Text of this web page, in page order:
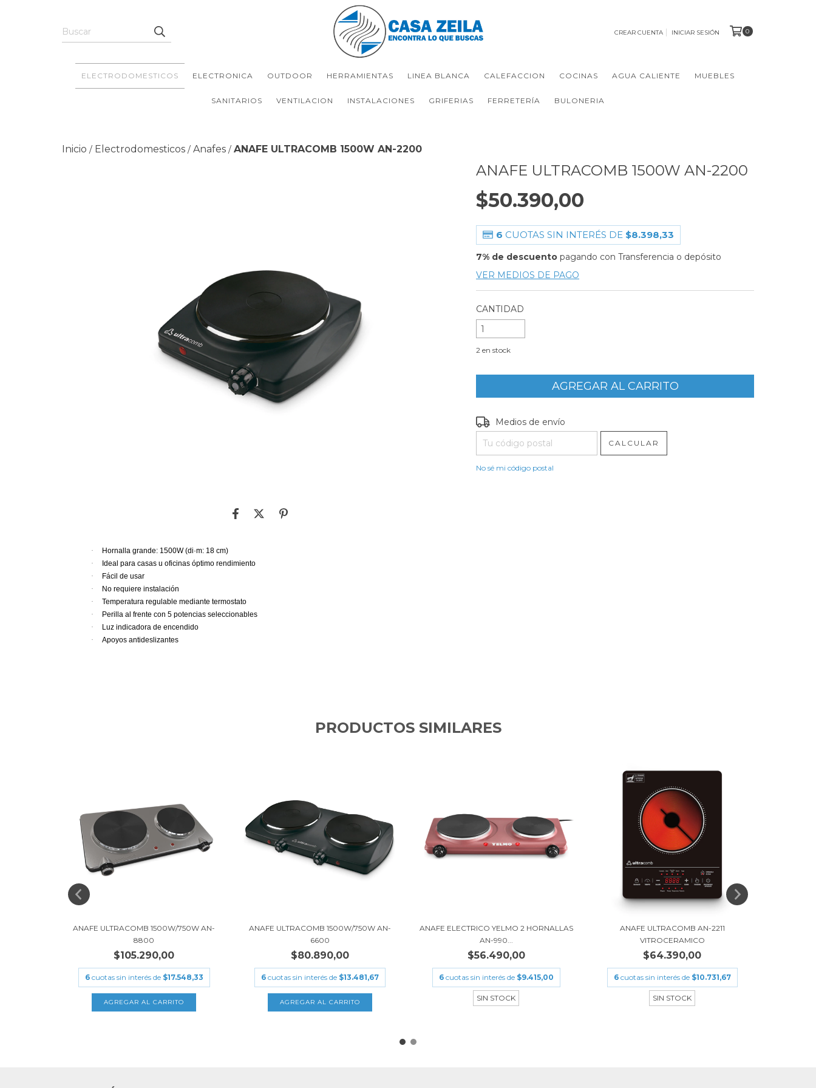
CREAR CUENTA INICIAR SESIÓN 0
ELECTRODOMESTICOS ELECTRONICA OUTDOOR HERRAMIENTAS LINEA BLANCA CALEFACCION COCINAS AGUA CALIENTE MUEBLES
SANITARIOS VENTILACION INSTALACIONES GRIFERIAS FERRETERÍA BULONERIA
Inicio / Electrodomesticos / Anafes / ANAFE ULTRACOMB 1500W AN-2200
·
Hornalla grande: 1500W (di·m: 18 cm)
·
Ideal para casas u oficinas óptimo rendimiento
·
Fácil de usar
·
No requiere instalación
·
Temperatura regulable mediante termostato
·
Perilla al frente con 5 potencias seleccionables
·
Luz indicadora de encendido
·
Apoyos antideslizantes
ANAFE ULTRACOMB 1500W AN-2200
$50.390,00
6 CUOTAS SIN INTERÉS DE $8.398,33
7% de descuento pagando con Transferencia o depósito
VER MEDIOS DE PAGO
CANTIDAD
2 en stock
Entregas para el CP:
Medios de envío
CALCULAR
No sé mi código postal
PRODUCTOS SIMILARES
ANAFE ULTRACOMB 1500W/750W AN-
8800
$105.290,00
6 cuotas sin interés de $17.548,33
ANAFE ULTRACOMB 1500W/750W AN-
6600
$80.890,00
6 cuotas sin interés de $13.481,67
ANAFE ELECTRICO YELMO 2 HORNALLAS
AN-990...
$56.490,00
6 cuotas sin interés de $9.415,00
SIN STOCK
ANAFE ULTRACOMB AN-2211
VITROCERAMICO
$64.390,00
6 cuotas sin interés de $10.731,67
SIN STOCK